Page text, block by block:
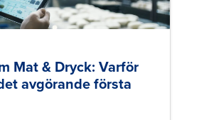
Mat & Dryck: Varför
avgörande första